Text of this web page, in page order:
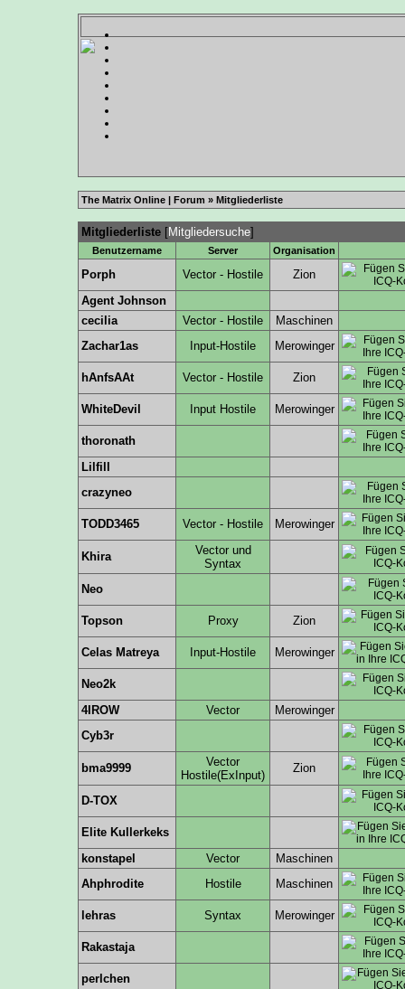
The Matrix Online | Forum » Mitgliederliste
Mitgliederliste [Mitgliedersuche]
Benutzername Server Organisation
Porph Vector - Hostile
Zion
Agent Johnson
cecilia
Vector - Hostile
Maschinen
Zachar1as
Input-Hostile Merowinger
hAnfsAAt Vector - Hostile Zion
WhiteDevil Input Hostile Merowinger
thoronath
Lilfill
crazyneo
TODD3465 Vector - Hostile Merowinger
Khira
Vector und
Syntax
Neo
Topson Proxy Zion
Celas Matreya Input-Hostile Merowinger
Neo2k
4IROW
Vector
Merowinger
Cyb3r
bma9999
Vector
Hostile(ExInput)
Zion
D-TOX
Elite Kullerkeks
konstapel
Vector
Maschinen
Ahphrodite
Hostile Maschinen
lehras Syntax Merowinger
Rakastaja
perlchen